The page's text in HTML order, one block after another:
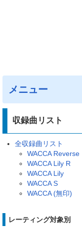
メニュー
収録曲リスト
全収録曲リスト
WACCA Reverse
WACCA Lily R
WACCA Lily
WACCA S
WACCA (無印)
レーティング対象別